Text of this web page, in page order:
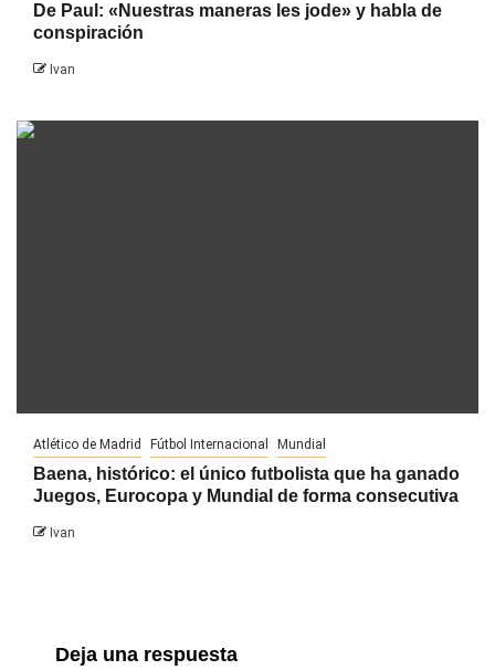
De Paul: «Nuestras maneras les jode» y habla de
conspiración
Ivan
Atlético de Madrid Fútbol Internacional Mundial
Baena, histórico: el único futbolista que ha ganado
Juegos, Eurocopa y Mundial de forma consecutiva
Ivan
Deja una respuesta